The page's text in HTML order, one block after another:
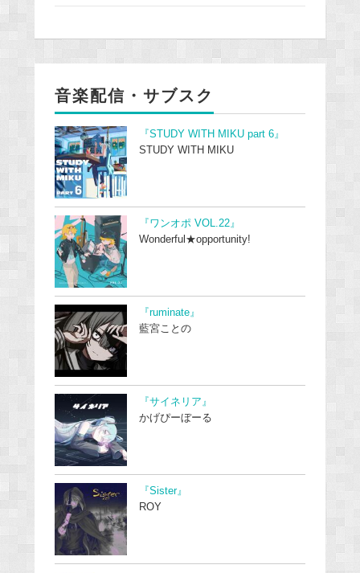
音楽配信・サブスク
『STUDY WITH MIKU part 6』
STUDY WITH MIKU
『ワンオポ VOL.22』
Wonderful★opportunity!
『ruminate』
藍宮ことの
『サイネリア』
かげぴーぼーる
『Sister』
ROY